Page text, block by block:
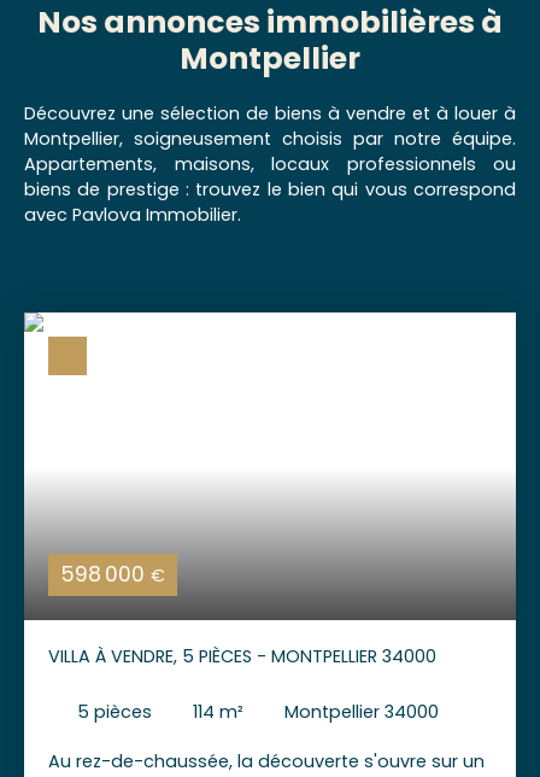
Nos annonces immobilières à
Montpellier
Découvrez une sélection de biens à vendre et à louer à
Montpellier, soigneusement choisis par notre équipe.
Appartements, maisons, locaux professionnels ou
biens de prestige : trouvez le bien qui vous correspond
avec Pavlova Immobilier.
598 000 €
VILLA À VENDRE, 5 PIÈCES - MONTPELLIER 34000
5 pièces 114 m² Montpellier 34000
Au rez-de-chaussée, la découverte s'ouvre sur un